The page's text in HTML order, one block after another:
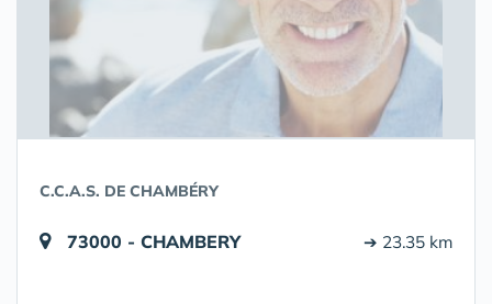
C.C.A.S. DE CHAMBÉRY
73000 - CHAMBERY ➔ 23.35 km